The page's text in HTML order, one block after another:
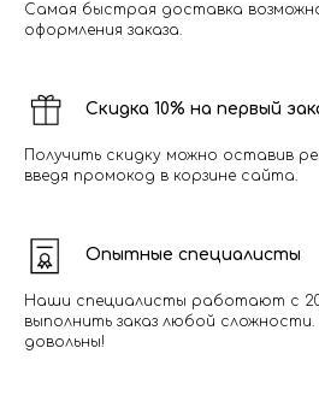
Самая быстрая доставка
оформления заказа.
Скидка 10% на первый
Получить скидку можно оставив
введя промокод в корзине сайта.
Опытные специалисты
Наши специалисты работают с
выполнить заказ любой
довольны!